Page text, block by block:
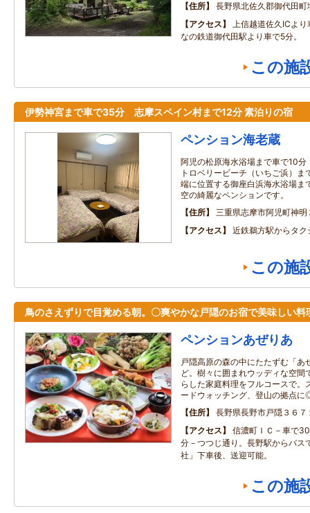
住所
長野県北佐久郡御代田
アクセス
上信越道佐久ICよ
なの鉄道御代田駅より車で5分。
この施
伊勢神宮まで車で35分 志摩スペイン村まで12分 素泊りの宿
ペンション海老蔵
阿児の松原海水浴場まで車で10
トロベリービーチ（いちご浜）
端に位置する御座白浜海水浴場ま
空の綺麗なペンションです。
住所
三重県志摩市阿児町神明
アクセス
近鉄鵜方駅からタク
この施
鳥のさえずりで目覚める朝。〇爽やかな戸隠のお宿で美味しい料
ペンションあぜりあ
戸隠高原の森の中にたたずむ「あ
ど。樹々に囲まれウッディな空間
らした家庭料理をフルコースで。
ードウォッチング、登山の拠点
住所
長野県長野市戸隠３６７
アクセス
信濃町ＩＣ－車で
分－つつじ通り。長野駅からバス
社」下車後、送迎可能。
この施